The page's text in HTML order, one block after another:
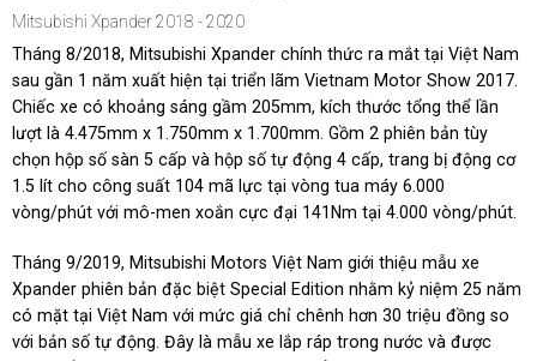
Mitsubishi Xpander 2018 - 2020
Tháng 8/2018, Mitsubishi Xpander chính thức ra mắt tại Việt Nam
sau gần 1 năm xuất hiện tại triển lãm Vietnam Motor Show 2017.
Chiếc xe có khoảng sáng gầm 205mm, kích thước tổng thể lần
lượt là 4.475mm x 1.750mm x 1.700mm. Gồm 2 phiên bản tùy
chọn hộp số sàn 5 cấp và hộp số tự động 4 cấp, trang bị động cơ
1.5 lít cho công suất 104 mã lực tại vòng tua máy 6.000
vòng/phút với mô-men xoắn cực đại 141Nm tại 4.000 vòng/phút.
Tháng 9/2019, Mitsubishi Motors Việt Nam giới thiệu mẫu xe
Xpander phiên bản đặc biệt Special Edition nhằm kỷ niệm 25 năm
có mặt tại Việt Nam với mức giá chỉ chênh hơn 30 triệu đồng so
với bản số tự động. Đây là mẫu xe lắp ráp trong nước và được